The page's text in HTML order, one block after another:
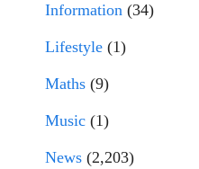
Information (34)
Lifestyle (1)
Maths (9)
Music (1)
News (2,203)